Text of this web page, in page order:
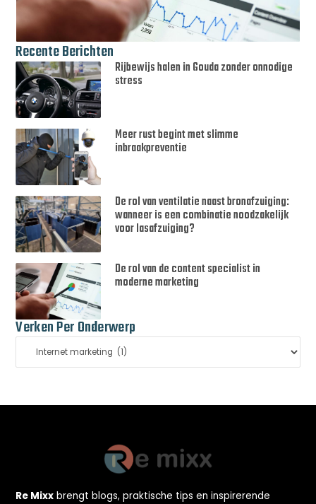
Recente Berichten
Rijbewijs halen in Gouda zonder onnodige
stress
Meer rust begint met slimme
inbraakpreventie
De rol van ventilatie naast bronafzuiging:
wanneer is een combinatie noodzakelijk
voor lasafzuiging?
De rol van de content specialist in
moderne marketing
Verken Per Onderwerp
Re Mixx brengt blogs, praktische tips en inspirerende